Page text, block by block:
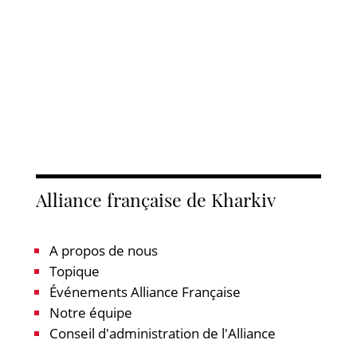
Alliance française de Kharkiv
A propos de nous
Topique
Événements Alliance Française
Notre équipe
Conseil d'administration de l'Alliance